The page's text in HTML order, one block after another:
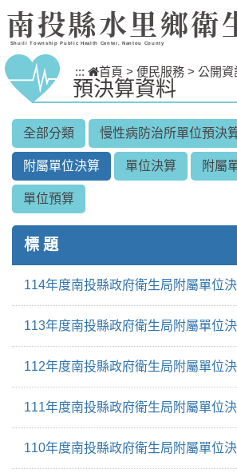
跳到主要內容區塊
南投縣水里鄉衛
Shuili Township Public Health Center, Nantou County
::: 首頁 > 便民服務 > 公開資
預決算資料
全部分類 慢性病防治所單位預決
附屬單位決算 單位決算 附屬
單位預算
標 題
114年度南投縣政府衛生局附屬單位
113年度南投縣政府衛生局附屬單位
112年度南投縣政府衛生局附屬單位
111年度南投縣政府衛生局附屬單位
110年度南投縣政府衛生局附屬單位